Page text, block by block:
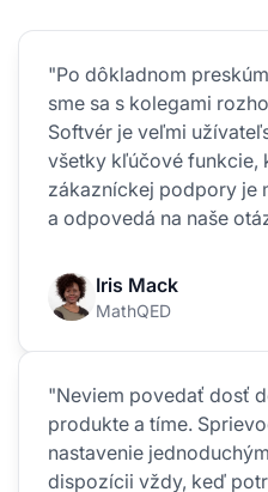
"Po dôkladnom
sme sa s kolegami
Softvér je veľmi
všetky kľúčové funkcie,
zákazníckej podpory je
a odpovedá na naše
Iris Mack
MathQED
"Neviem povedať dosť
produkte a tíme.
nastavenie
dispozícii vždy, keď